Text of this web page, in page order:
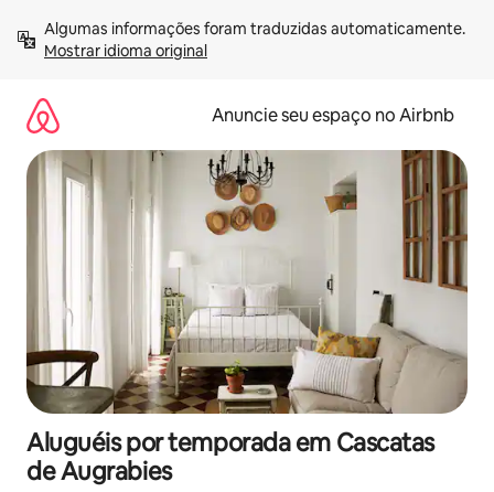
para
Mostrar idioma original
Anuncie seu espaço no Airbnb
Aluguéis por temporada em Cascatas
de Augrabies